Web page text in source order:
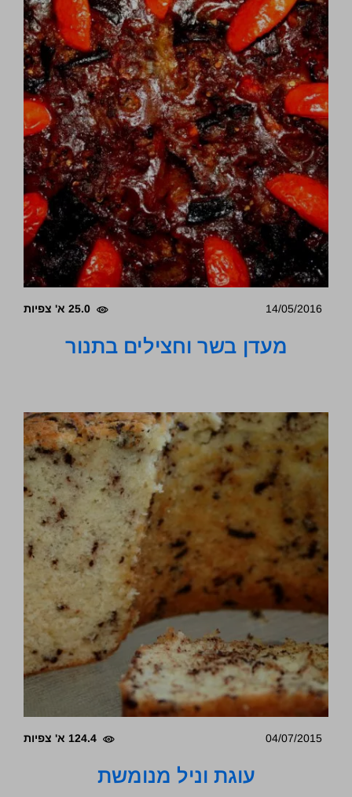
14/05/2016 25.0 א' צפיות
מעדן בשר וחצילים בתנור
04/07/2015 124.4 א' צפיות
עוגת וניל מנומשת